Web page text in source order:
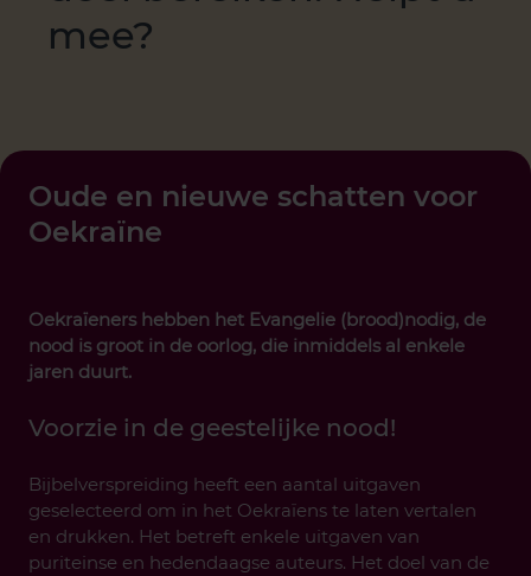
mee?
Oude en nieuwe schatten voor
Oekraïne
Oekraïeners hebben het Evangelie (brood)nodig, de
nood is groot in de oorlog, die inmiddels al enkele
jaren duurt.
Voorzie in de geestelijke nood!
Bijbelverspreiding heeft een aantal uitgaven
geselecteerd om in het Oekraïens te laten vertalen
en drukken. Het betreft enkele uitgaven van
puriteinse en hedendaagse auteurs. Het doel van de